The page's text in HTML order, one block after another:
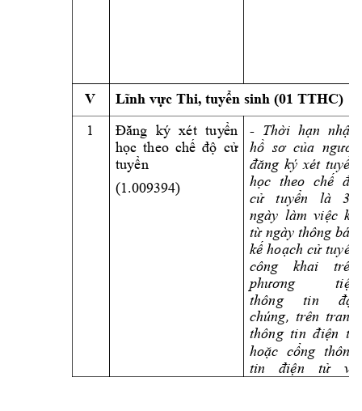
V Lĩnh vực Thi, tuyển sinh (01 TTHC)
1 Đăng ký xét tuyển
học theo chế độ cử
tuyển
(1.009394)
- Thời hạn nhận
hồ sơ của người
đăng ký xét tuyển
học theo chế độ
cử
tuyển là
30
ngày làm việc kể
từ ngày thông báo
kế hoạch cử tuyển
công khai trên
phương
tiện
thông
tin đại
chúng, trên trang
thông tin điện tử
hoặc cổng thông
tin
điện tử và